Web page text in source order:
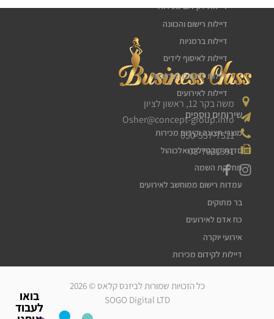
בואו
לעבוד
משה בקר 12, ראשון לציון
Osher@concept-group.info
050-557-7511
03-7931391
דיילות לקידום מכירות
דיילות רישום והכוונה
דיילות ברמניות
דיילות לאיסוף לידים
דיילות לכנסים ואירועים
דיילות לאירועים
שירותים נוספים
מוצרי תצוגה וקידום מכירות
סדנת קוקטיילים ואלכוהול
מחלקת השמה
עמדות רישום ממוחשב לאירועים
בר מתוקים
כח אדם לאירועים
אירועי יוקרה
דיילות לקידום מכירות
מלצרים לאירועים
כל הזכויות שמורות לביזנס קלאס © 2026
SOGO Digital LTD